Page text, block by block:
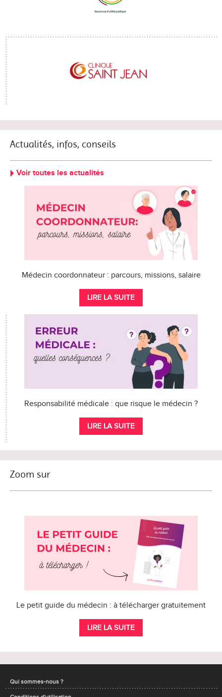
Actualités, infos, conseils
Voir toutes les actualités
Médecin coordonnateur : parcours, missions, salaire
LIRE LA SUITE
Responsabilité médicale : que risque le médecin ?
LIRE LA SUITE
Zoom sur
Le petit guide du médecin : à télécharger gratuitement
LIRE LA SUITE
Qui sommes-nous ?